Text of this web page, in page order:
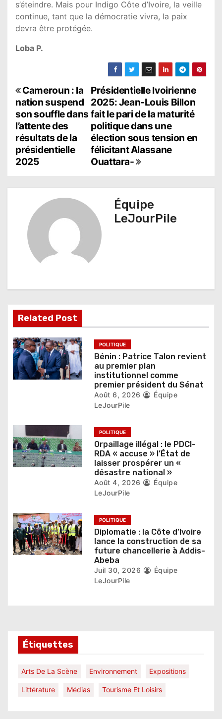
s’éteindre. Mais pour Indigo Côte d’Ivoire, la veille
continue, tant que la démocratie vivra, la paix
devra être protégée.
Loba P.
N
a
v
i
g
a
l
’
a
r
c
l
e
Présidentielle Ivoirienne
2025: Jean-Louis Billon
fait le pari de la maturité
politique dans une
élection sous tension en
félicitant Alassane
Ouattara-
Cameroun : la
nation suspend
son souffle dans
l’attente des
résultats de la
présidentielle
2025
Équipe
LeJourPile
Related Post
POLITIQUE
Bénin : Patrice Talon revient
au premier plan
institutionnel comme
premier président du Sénat
Août 6, 2026
Équipe
LeJourPile
POLITIQUE
Orpaillage illégal : le PDCI-
RDA « accuse » l’État de
laisser prospérer un «
désastre national »
Août 4, 2026
Équipe
LeJourPile
POLITIQUE
Diplomatie : la Côte d’Ivoire
lance la construction de sa
future chancellerie à Addis-
Abeba
Juil 30, 2026
Équipe
LeJourPile
Étiquettes
Arts De La Scène Environnement Expositions
Littérature Médias Tourisme Et Loisirs